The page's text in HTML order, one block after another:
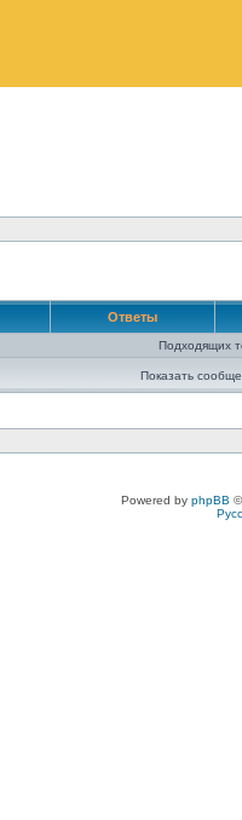
Ответы
Подходящих
Показать
Powered by phpBB